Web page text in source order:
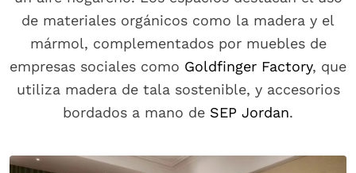
de materiales orgánicos como la madera y el
mármol, complementados por muebles de
empresas sociales como Goldfinger Factory, que
utiliza madera de tala sostenible, y accesorios
bordados a mano de SEP Jordan.